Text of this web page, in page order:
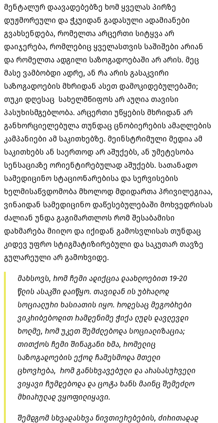
მენტალურ დაავადებებზე ხომ ყველას პირზე
დუჟმორეული და ჭკუიდან გადასული ადამიანები
გვახსენდება, რომელთა არცერთი სიტყვა არ
დაიჯერება, რომლებიც ყველასთვის საშიშები არიან
და რომელთა ადგილი საზოგადოებაში არ არის. მეც
მასე ვამბობდი ადრე, ან რა არის გასაკვირი
საზოგადოების მხრიდან ასეთ დამოკიდებულებაში;
თუკი დღესაც სახელმწიფოს არ აუღია თავისი
პასუხისმგებლობა. არცერთი უწყების მხრიდან არ
განხორციელებულა თუნდაც ცნობიერების ამაღლების
კამპანიები ამ საკითხებზე. მეინსტრიმული მედია ამ
საკითხებს ან საერთოდ არ აშუქებს, ან უმეტესობა
სენსაციაზე ორიენტირებულად აშუქებს. სათანადო
სამედიცინო სტაციონარებისა და სერვისების
ხელმისაწვდომობა მხოლოდ მდიდართა პრივილეგიაა,
ვინაიდან სამედიცინო დაწესებულებაში მოხვედრისას
ძალიან უნდა გაგიმართლოს რომ შესაბამისი
დახმარება მიიღო და იქიდან გამოსვლისას თუნდაც
კიდევ უფრო სტიგმატიზირებული და საკუთარ თავზე
გულარეული არ გამოხვიდე.
მახსოვს, რომ ჩემი ადიქცია დაახლოებით 19-20
წლის ასაკში დაიწყო. თავიდან ის უბრალოდ
სოციალური ხასიათის იყო. როდესაც მეგობრები
ვიკრიბებოდით რამდენიმე ჭიქა ლუდს დავლევდი
ხოლმე, რომ უკეთ შემძლებოდა სოციალიზაცია;
თითქოს ჩემი შინაგანი ხმა, რომელიც
საზოგადოების ექოდ ჩამესმოდა მთელი
ცხოვრება, რომ განსხვავებული და არასასურველი
ვიყავი ჩუმდებოდა და ცოტა ხანს მაინც შემეძლო
მხიარულად ვყოფილიყავი.
შემდგომ სხვადასხვა ნივთიერებების, ძირითადად